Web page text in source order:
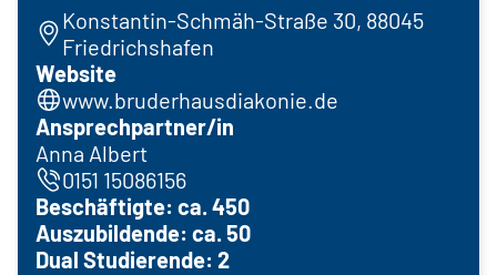
Konstantin-Schmäh-Straße 30, 88045
Friedrichshafen
Website
www.bruderhausdiakonie.de
Ansprechpartner/in
Anna Albert
0151 15086156
Beschäftigte: ca. 450
Auszubildende: ca. 50
Dual Studierende: 2